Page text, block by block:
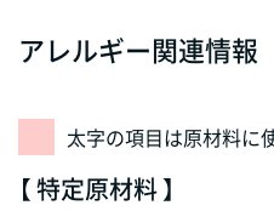
アレルギー関連情報
太字の項目は原材料に
【 特定原材料 】